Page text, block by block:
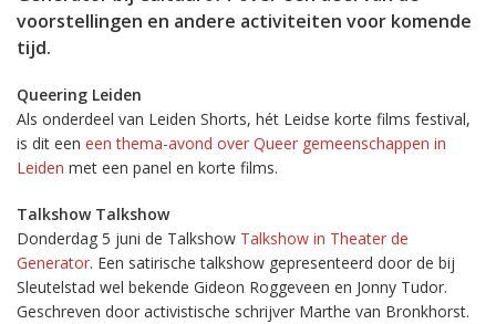
voorstellingen en andere activiteiten voor komende
tijd.
Queering Leiden
Als onderdeel van Leiden Shorts, hét Leidse korte films festival,
is dit een een thema-avond over Queer gemeenschappen in
Leiden met een panel en korte films.
Talkshow Talkshow
Donderdag 5 juni de Talkshow Talkshow in Theater de
Generator. Een satirische talkshow gepresenteerd door de bij
Sleutelstad wel bekende Gideon Roggeveen en Jonny Tudor.
Geschreven door activistische schrijver Marthe van Bronkhorst.